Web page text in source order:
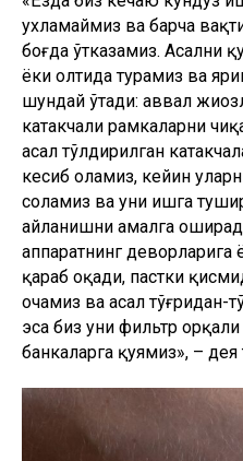
кесиб оламиз, кейин
соламиз ва уни ишга
айланишни амалга
аппаратнинг деворларига
қараб оқади, пастки
очамиз ва асал тўғридан-
эса биз уни фильтр
банкаларга қуямиз», – дея